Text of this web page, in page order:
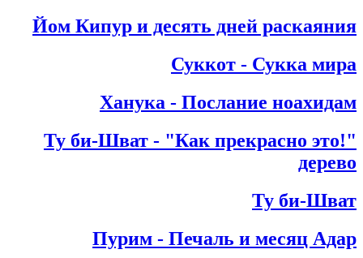
Йом Кипур и десять дней раскаяния
Суккот - Сукка мира
Ханука - Послание ноахидам
"!Ту би-Шват - "Как прекрасно это
дерево
Ту би-Шват
Пурим - Печаль и месяц Адар